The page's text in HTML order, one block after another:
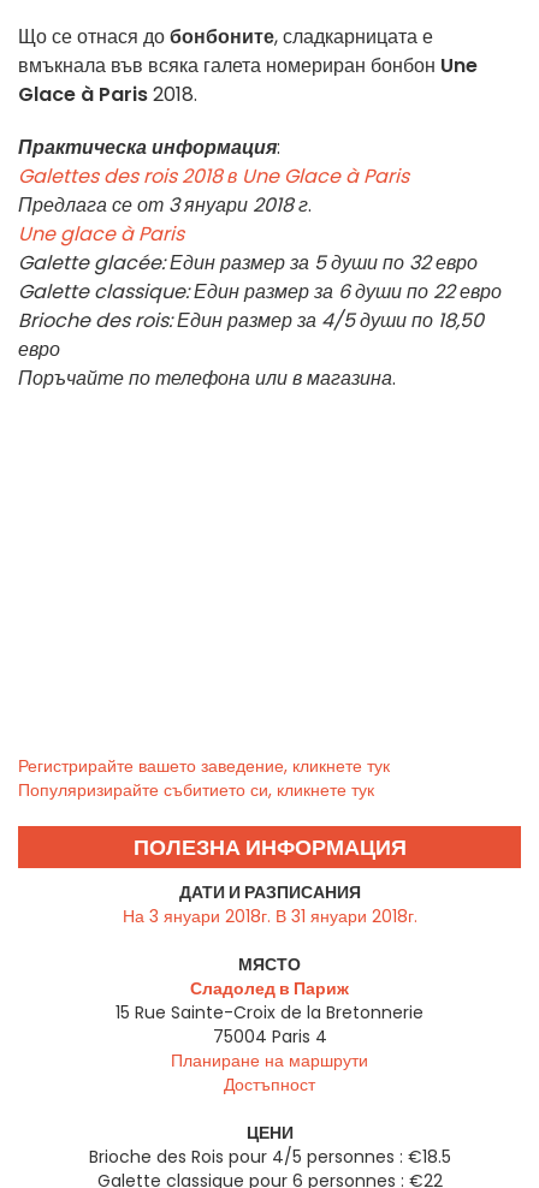
Що се отнася добонбоните, сладкарницата е
вмъкнала във всяка галета номериран бонбон Une
Glace à Paris2018.
Практическа информация:
Galettes des rois 2018 в Une Glace à Paris
Предлага се от 3 януари 2018 г.
Une glace à Paris
Galette glacée: Един размер за 5 души по 32 евро
Galette classique: Един размер за 6 души по 22 евро
Brioche des rois: Един размер за 4/5 души по 18,50
евро
Поръчайте по телефона или в магазина.
Регистрирайте вашето заведение, кликнете тук
Популяризирайте събитието си, кликнете тук
ПОЛЕЗНА ИНФОРМАЦИЯ
ДАТИ И РАЗПИСАНИЯ
На 3 януари 2018г. В 31 януари 2018г.
МЯСТО
Сладолед в Париж
15 Rue Sainte-Croix de la Bretonnerie
75004 Paris 4
Планиране на маршрути
Достъпност
ЦЕНИ
Brioche des Rois pour 4/5 personnes : €18.5
Galette classique pour 6 personnes : €22